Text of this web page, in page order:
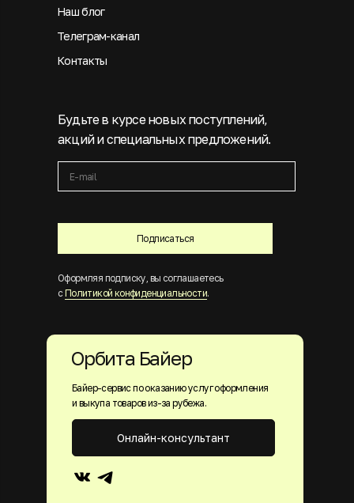
Подписаться
Будьте в курсе новых поступлений,
акций и специальных предложений.
Оформляя подписку, вы соглашаетесь
с Политикой конфиденциальности.
Наш блог
Телеграм-канал
Контакты
Байер-сервис по оказанию услуг оформления
и выкупа товаров из-за рубежа.
Онлайн-консультант
Орбита Байер